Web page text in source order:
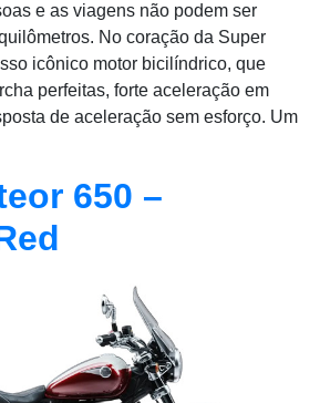
e as viagens não podem ser
No coração da Super
icônico motor bicilíndrico, que
perfeitas, forte aceleração em
de aceleração sem esforço. Um
650 –